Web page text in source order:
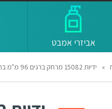
אביזרי אמבט
» ידיות 15082 מרחק ברגים 96 מ"מ ברונזה פירנצה M09